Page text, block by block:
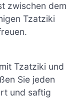
zwischen dem
Tzatziki
Tzatziki und
Sie jeden
und saftig